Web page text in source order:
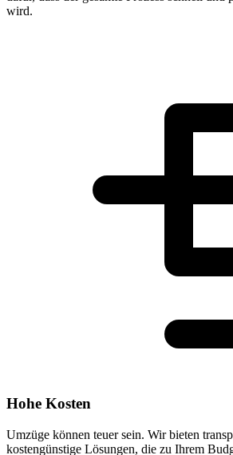
wird.
Hohe Kosten
Umzüge können teuer sein. Wir bieten
kostengünstige Lösungen, die zu Ihrem